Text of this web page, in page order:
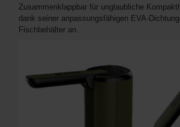
Zusammenklappbar für unglaubliche
dank seiner anpassungsfähigen EVA-
Fischbehälter an.